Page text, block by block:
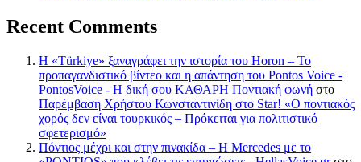
Recent Comments
Η «Türkiye» ξαναγράφει την ιστορία του Horon – Το
προπαγανδιστικό βίντεο και η απάντηση του Pontos Voice -
PontosVoice - H δική σου ΚΑΘΑΡΗ Ποντιακή φωνή στο
Παρέμβαση Χρήστου Κωνσταντινίδη στο Star! «Ο ποντιακός
χορός δεν είναι τουρκικός – Πρόκειται για πολιτιστικό
σφετερισμό»
Πόντιος μέχρι και στην πινακίδα – Η Mercedes με το